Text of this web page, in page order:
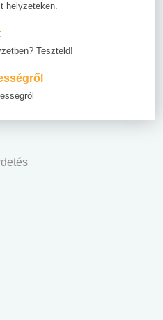
helyzeteken.
Teszteld!